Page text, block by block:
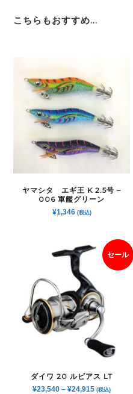
こちらもおすすめ…
ヤマシタ エギ王 K 2.5号 –
006 軍艦グリーン
¥1,346 (税込)
セール
ダイワ 20 ルビアス LT
¥23,540 –¥24,915 (税込)